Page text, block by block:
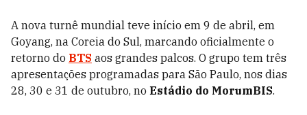
A nova turnê mundial teve início em 9 de abril, em
Goyang, na Coreia do Sul, marcando oficialmente o
retorno do BTS aos grandes palcos. O grupo tem três
apresentações programadas para São Paulo, nos dias
28, 30 e 31 de outubro, no Estádio do MorumBIS.